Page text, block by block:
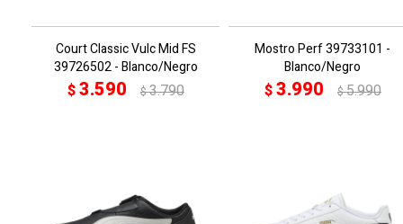
Court Classic Vulc Mid FS
39726502 - Blanco/Negro
$3.590 $3.790
Mostro Perf 39733101 -
Blanco/Negro
$3.990 $5.990